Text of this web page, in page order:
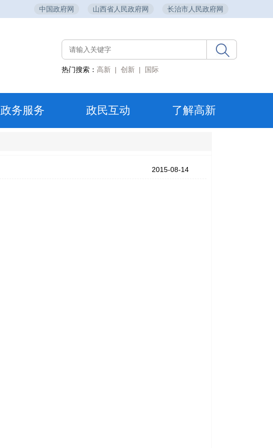
中国政府网 山西省人民政府网 长治市人民政府网
热门搜索： 高新 | 创新 | 国际
政务服务 政民互动 了解高新
2015-08-14